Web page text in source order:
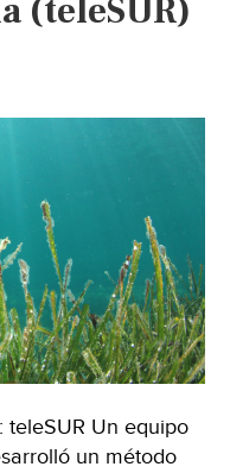
(teleSUR)
Un equipo
un método